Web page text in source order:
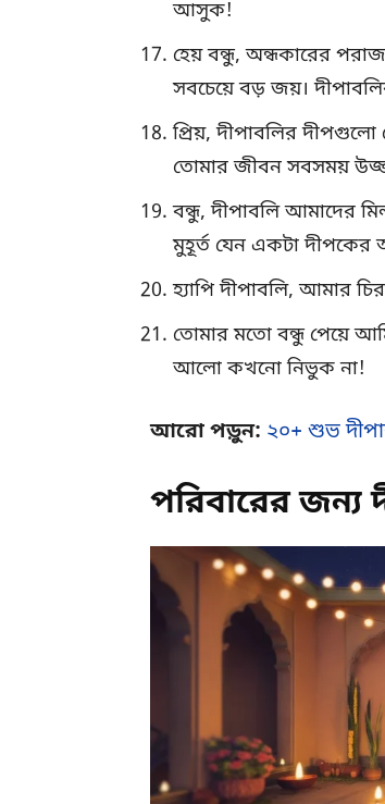
আসুক!
হেয় বন্ধু, অন্ধকারের
সবচেয়ে বড় জয়।
প্রিয়, দীপাবলির
তোমার জীবন সবসময়
বন্ধু, দীপাবলি আমাদের
মুহূর্ত যেন একটা
হ্যাপি দীপাবলি, আমার
তোমার মতো বন্ধু পেয়ে
আলো কখনো নিভুক না!
আরো পড়ুন: ২০+ শুভ
পরিবারের জন্য